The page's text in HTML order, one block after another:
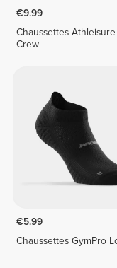
€9.99
Chaussettes
Crew
€5.99
Chaussettes GymPro